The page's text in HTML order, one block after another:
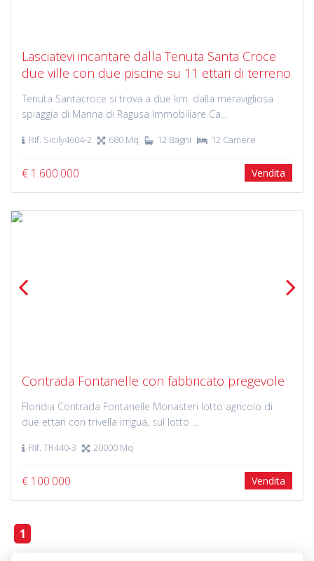
Lasciatevi incantare dalla Tenuta Santa Croce
due ville con due piscine su 11 ettari di terreno
Tenuta Santacroce si trova a due km. dalla meravigliosa
spiaggia di Marina di Ragusa Immobiliare Ca...
Rif. Sicily4604-2 680 Mq 12 Bagni 12 Camere
€ 1.600.000 Vendita
Contrada Fontanelle con fabbricato pregevole
Floridia Contrada Fontanelle Monasteri lotto agricolo di
due ettari con trivella irrigua, sul lotto ...
Rif. TR440-3 20000 Mq
€ 100.000 Vendita
1